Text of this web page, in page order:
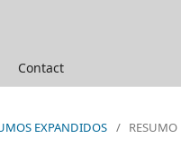
Contact
EXPANDIDOS /